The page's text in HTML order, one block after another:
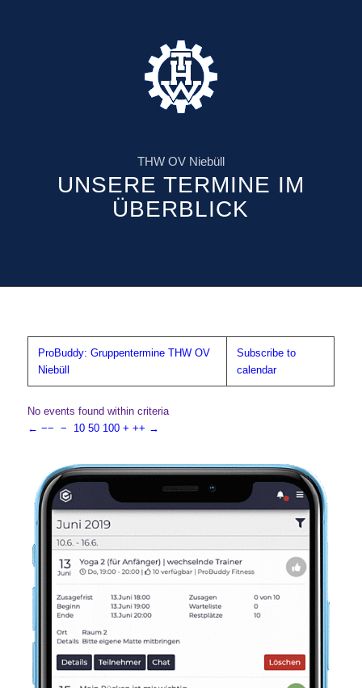
THW OV Niebüll
UNSERE TERMINE IM
ÜBERBLICK
ProBuddy: Gruppentermine THW OV
Niebüll
Subscribe to
calendar
No events found within criteria
← −− − 10 50 100 + ++ →